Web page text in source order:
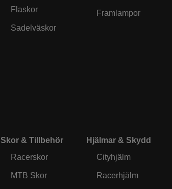
Flaskor
Sadelväskor
Framlampor
Skor & Tillbehör
Racerskor
MTB Skor
Hjälmar & Skydd
Cityhjälm
Racerhjälm